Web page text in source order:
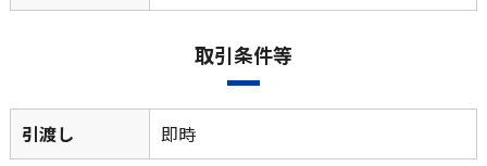
取引条件等
引渡し 即時